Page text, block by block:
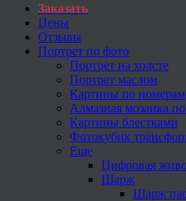
Заказать
Цены
Отзывы
Портрет по фото
Портрет на холсте
Портрет маслом
Картины по номерам
Алмазная мозаика
Картины блестками
Фотокубик
Еще
Цифровая
Шарж
Шарж